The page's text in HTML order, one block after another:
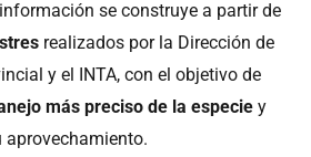
se construye a partir de
realizados por la Dirección de
y el INTA, con el objetivo de
más preciso de la especie y
aprovechamiento.